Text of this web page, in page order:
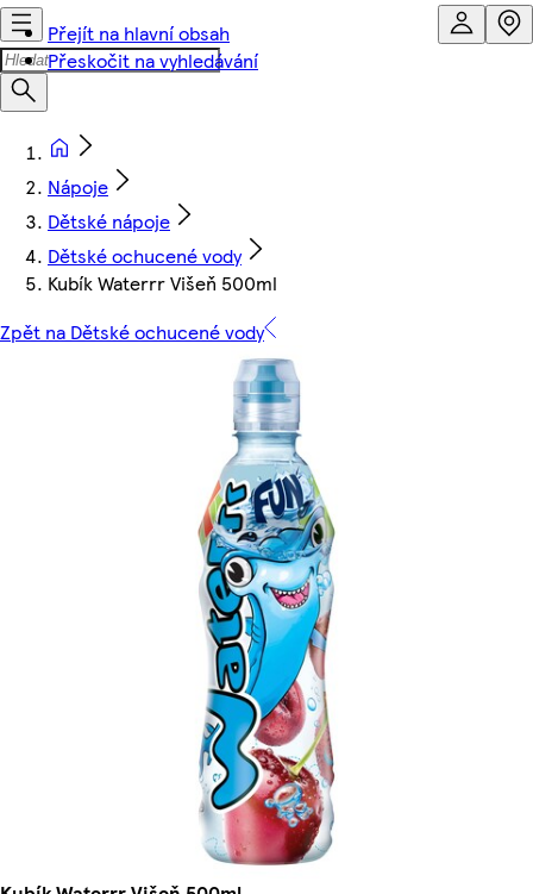
Přejít na hlavní obsah
Přeskočit na vyhledávání
Nápoje
Dětské nápoje
Dětské ochucené vody
Kubík Waterrr Višeň 500ml
Zpět na Dětské ochucené vody